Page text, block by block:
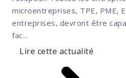
microentreprises, TPE, PME,
entreprises, devront être
fac...
Lire cette actualité